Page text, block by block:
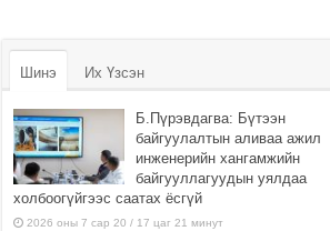
Шинэ Их Үзсэн
Б.Пүрэвдагва: Бүтээн
байгуулалтын аливаа ажил
инженерийн хангамжийн
байгууллагуудын уялдаа
холбоогүйгээс саатах ёсгүй
2026 оны 7 сар 20 / 17 цаг 21 минут